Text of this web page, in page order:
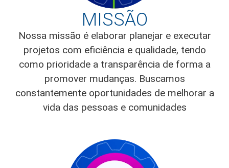
MISSÃO
Nossa missão é elaborar planejar e executar
projetos com eficiência e qualidade, tendo
como prioridade a transparência de forma a
promover mudanças. Buscamos
constantemente oportunidades de melhorar a
vida das pessoas e comunidades